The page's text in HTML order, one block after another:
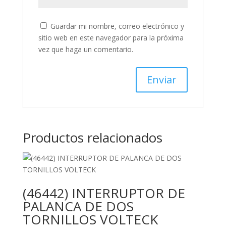
Guardar mi nombre, correo electrónico y
sitio web en este navegador para la próxima
vez que haga un comentario.
Productos relacionados
(46442) INTERRUPTOR DE
PALANCA DE DOS
TORNILLOS VOLTECK